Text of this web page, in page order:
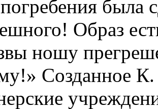
была
Образ
ношу
Созданное К.